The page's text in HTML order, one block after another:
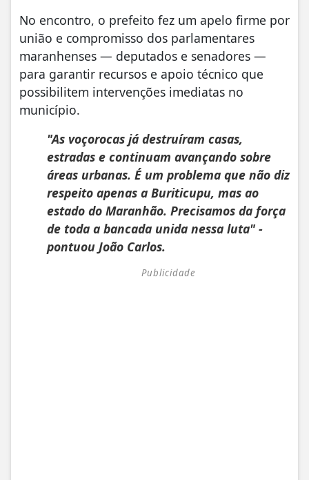
No encontro, o prefeito fez um apelo firme por
união e compromisso dos parlamentares
maranhenses — deputados e senadores —
para garantir recursos e apoio técnico que
possibilitem intervenções imediatas no
município.
"As voçorocas já destruíram casas,
estradas e continuam avançando sobre
áreas urbanas. É um problema que não diz
respeito apenas a Buriticupu, mas ao
estado do Maranhão. Precisamos da força
de toda a bancada unida nessa luta" -
pontuou João Carlos.
Publicidade